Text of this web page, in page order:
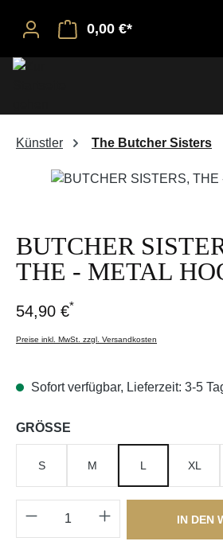
0,00 €*
Künstler The Butcher Sisters
Bildergalerie überspringen
BUTCHER
THE - METAL
54,90 €*
Preise inkl. MwSt. zzgl. Versandkosten
Sofort verfügbar, Lieferzeit: 3-5
GRÖSSE
S M L XL
Produkt Anzahl: Gib den
IN DEN